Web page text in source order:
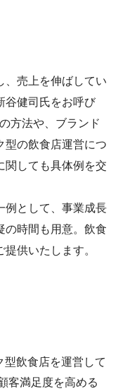
、売上を伸ばしてい
谷健司氏をお呼び
方法や、ブランド
型の飲食店運営につ
関しても具体例を交
例として、事業成長
の時間も用意。飲食
供いたします。
型飲食店を運営して
客満足度を高める